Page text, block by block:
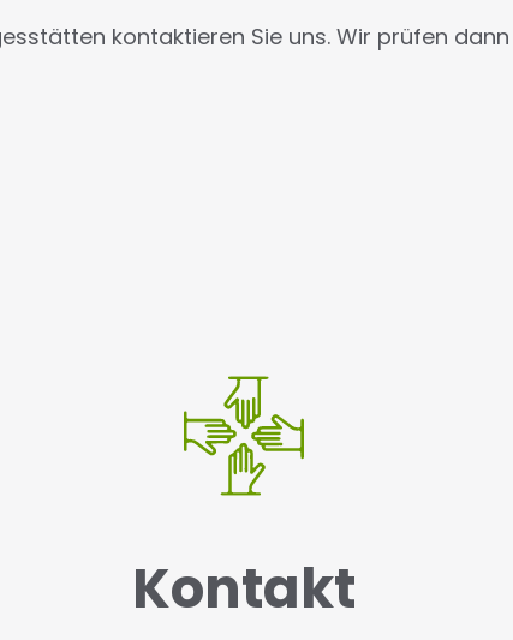
kontaktieren Sie uns. Wir prüfen
Kontakt